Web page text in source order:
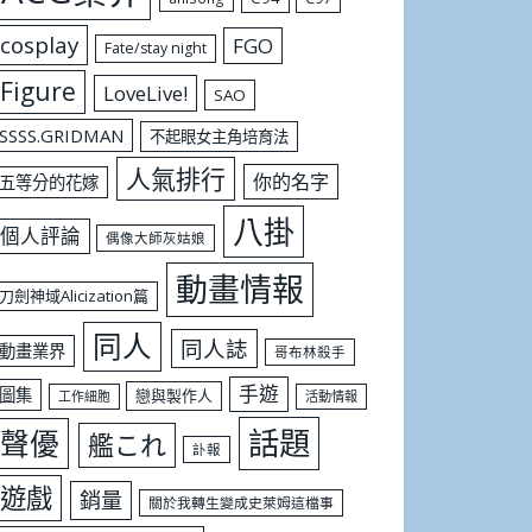
cosplay Fate/stay night FGO
Figure LoveLive! SAO
SSSS.GRIDMAN 不起眼女主角培育法
五等分的花嫁 人氣排行 你的名字
個人評論 偶像大師灰姑娘 八掛
刀劍神域Alicization篇 動畫情報
動畫業界 同人 同人誌 哥布林殺手
圖集 工作細胞 戀與製作人 手遊 活動情報
聲優 艦これ 訃報 話題
遊戲 銷量 關於我轉生變成史萊姆這檔事